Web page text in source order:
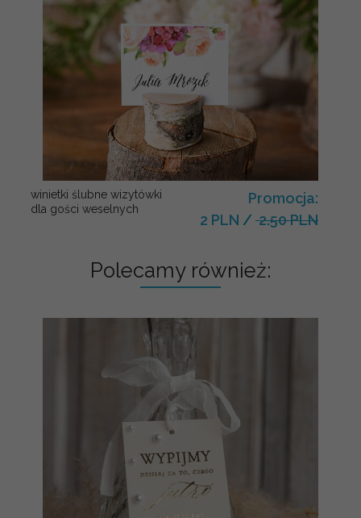
winietki ślubne wizytówki
dla gości weselnych
Promocja:
2 PLN / 2.50 PLN
Polecamy również: